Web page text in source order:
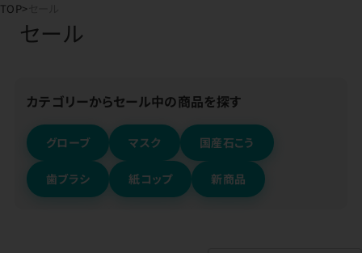
TOP
セール
カテゴリーからセール中の商品を探す
グローブ マスク 国産石こう
歯ブラシ 紙コップ 新商品